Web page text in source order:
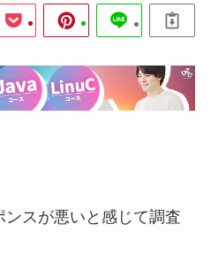
スが悪いと感じて調査